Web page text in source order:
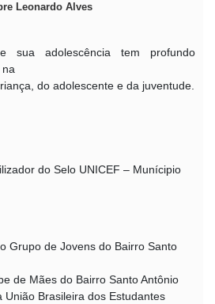
Leonardo Alves
sua adolescência tem profundo
na
do adolescente e da juventude.
do Selo UNICEF – Munícipio
Grupo de Jovens do Bairro Santo
de Mães do Bairro Santo Antônio
União Brasileira dos Estudantes